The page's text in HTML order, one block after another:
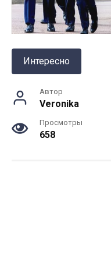
Интересно
Автор
Veronika
Просмотры
658